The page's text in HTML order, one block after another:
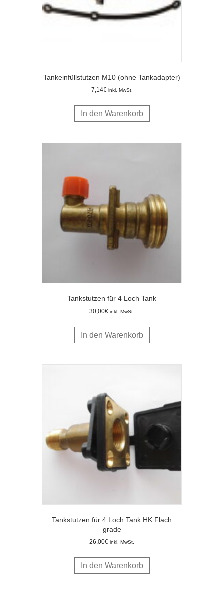
Tankeinfüllstutzen M10 (ohne Tankadapter)
7,14€ inkl. MwSt.
In den Warenkorb
Tankstutzen für 4 Loch Tank
30,00€ inkl. MwSt.
In den Warenkorb
Tankstutzen für 4 Loch Tank HK Flach
grade
26,00€ inkl. MwSt.
In den Warenkorb